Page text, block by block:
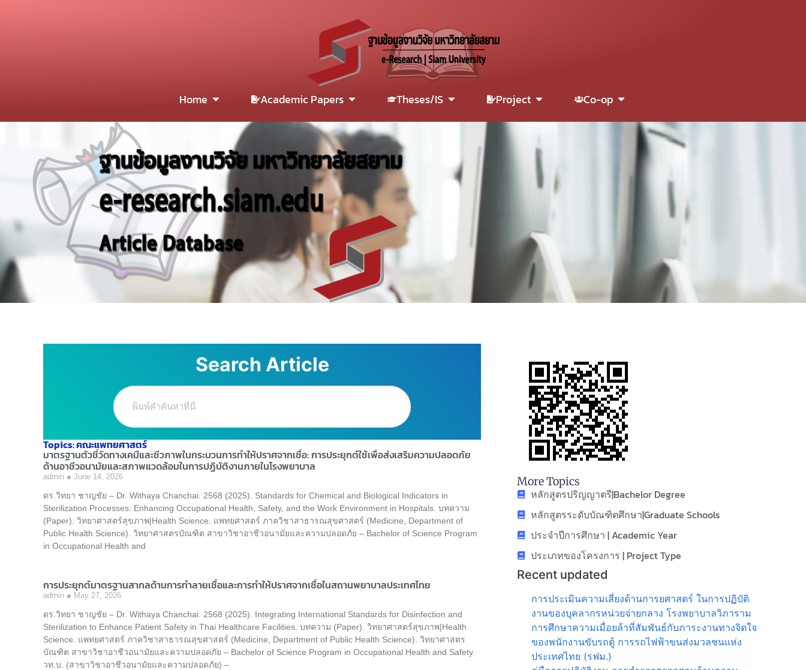
Home Academic Papers Theses/IS Project Co-op
Search Article
Topics: คณะแพทยศาสตร์
มาตรฐานตัวชี้วัดทางเคมีและชีวภาพในกระบวนการทำให้ปราศจากเชื้อ: การประยุกต์ใช้เพื่อส่งเสริมความปลอดภัย
ด้านอาชีวอนามัยและสภาพแวดล้อมในการปฏิบัติงานภายในโรงพยาบาล
admin June 14, 2026
ดร.วิทยา ชาญชัย – Dr. Withaya Chanchai. 2568 (2025). Standards for Chemical and Biological Indicators in
Sterilization Processes: Enhancing Occupational Health, Safety, and the Work Environment in Hospitals. บทความ
(Paper). วิทยาศาสตร์สุขภาพ|Health Science. แพทยศาสตร์ ภาควิชาสาธารณสุขศาสตร์ (Medicine, Department of
Public Health Science). วิทยาศาสตรบัณฑิต สาขาวิชาอาชีวอนามัยและความปลอดภัย – Bachelor of Science Program
in Occupational Health and
การประยุกต์มาตรฐานสากลด้านการทําลายเชื้อและการทําให้ปราศจากเชื้อในสถานพยาบาลประเทศไทย
admin May 27, 2026
ดร.วิทยา ชาญชัย – Dr. Withaya Chanchai. 2568 (2025). Integrating International Standards for Disinfection and
Sterilization to Enhance Patient Safety in Thai Healthcare Facilities. บทความ (Paper). วิทยาศาสตร์สุขภาพ|Health
Science. แพทยศาสตร์ ภาควิชาสาธารณสุขศาสตร์ (Medicine, Department of Public Health Science). วิทยาศาสตร
บัณฑิต สาขาวิชาอาชีวอนามัยและความปลอดภัย – Bachelor of Science Program in Occupational Health and Safety.
วท.บ. (สาขาวิชาอาชีวอนามัยและความปลอดภัย) –
More Topics
หลักสูตรปริญญาตรี|Bachelor Degree
หลักสูตรระดับบัณฑิตศึกษา|Graduate Schools
ประจำปีการศึกษา | Academic Year
ประเภทของโครงการ | Project Type
Recent updated
การประเมินความเสี่ยงด้านการยศาสตร์ ในการปฏิบัติ
งานของบุคลากรหน่วยจ่ายกลาง โรงพยาบาลวิภาราม
การศึกษาความเมื่อยล้าที่สัมพันธ์กับภาระงานทางจิตใจ
ของพนักงานขับรถตู้ การรถไฟฟ้าขนส่งมวลชนแห่ง
ประเทศไทย (รฟม.)